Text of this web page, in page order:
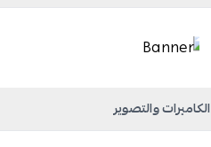
الكاميرات والتصوير